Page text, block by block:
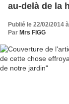
au-delà de la
Publié le 22/02/2014
Par Mrs FIGG